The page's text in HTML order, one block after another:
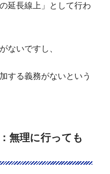
延長線上」として行わ
ないですし、
する義務がないという
無理に行っても